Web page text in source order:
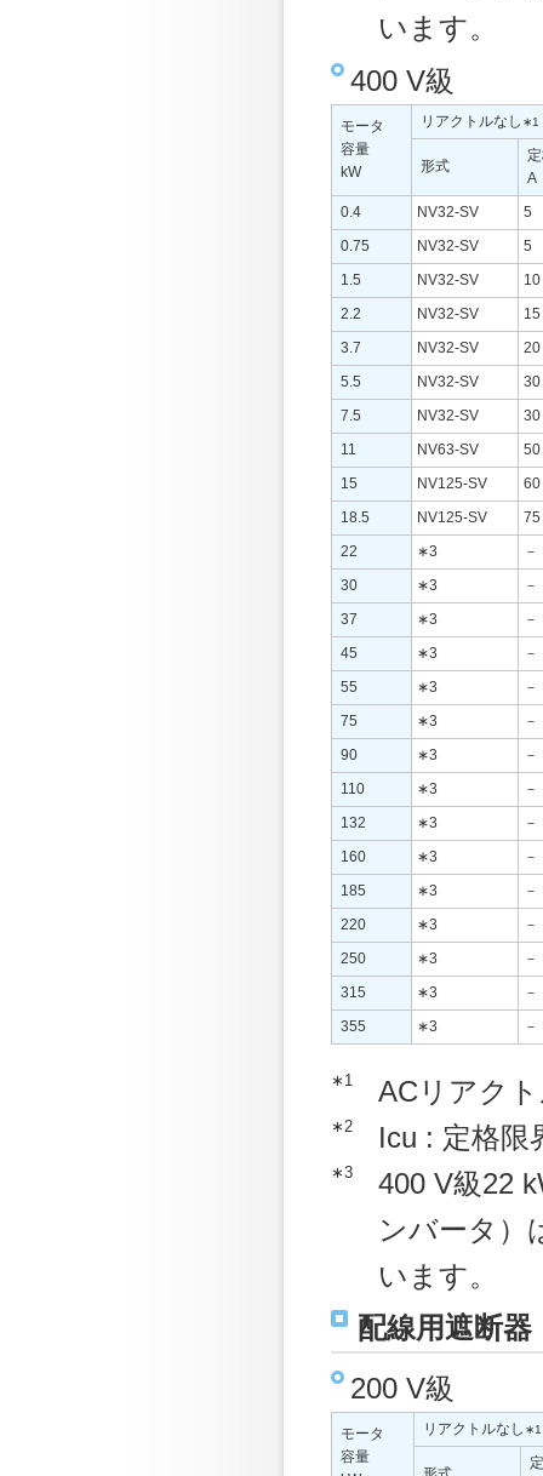
います。
400 V級
モータ
容量
kW
リアクトルなし ∗1
形式
A
0.4
NV32-SV
5
0.75
NV32-SV
5
1.5
NV32-SV
10
2.2
NV32-SV
15
3.7
NV32-SV
20
5.5
NV32-SV
30
7.5
NV32-SV
30
11
NV63-SV
50
15
NV125-SV
60
18.5
NV125-SV
75
22
∗3
－
30
∗3
－
37
∗3
－
45
∗3
－
55
∗3
－
75
∗3
－
90
∗3
－
110
∗3
－
132
∗3
－
160
∗3
－
185
∗3
－
220
∗3
－
250
∗3
－
315
∗3
－
355
∗3 －
∗1 ACリアク
∗2 Icu : 定格限
∗3
400 V級22
ンバータ）
います。
配線用遮断器
200 V級
モータ
容量
リアクトルなし ∗1